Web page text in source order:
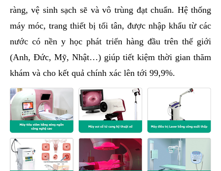
ràng, vệ sinh sạch sẽ và vô trùng đạt chuẩn. Hệ thống
máy móc, trang thiết bị tối tân, được nhập khẩu từ các
nước có nền y học phát triển hàng đầu trên thế giới
(Anh, Đức, Mỹ, Nhật…) giúp tiết kiệm thời gian thăm
khám và cho kết quả chính xác lên tới 99,9%.